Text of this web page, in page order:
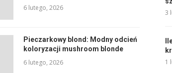
6 lutego, 2026
Pieczarkowy blond: Modny odcień
koloryzacji mushroom blonde
6 lutego, 2026
3
1